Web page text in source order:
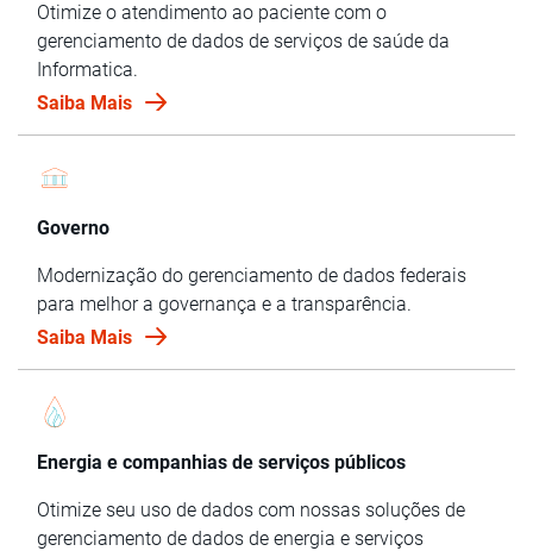
Otimize o atendimento ao paciente com o
gerenciamento de dados de serviços de saúde da
Informatica.
Saiba Mais
Governo
Modernização do gerenciamento de dados federais
para melhor a governança e a transparência.
Saiba Mais
Energia e companhias de serviços públicos
Otimize seu uso de dados com nossas soluções de
gerenciamento de dados de energia e serviços